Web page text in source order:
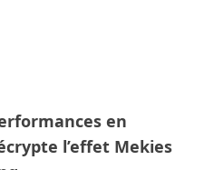
en
l’effet Mekies